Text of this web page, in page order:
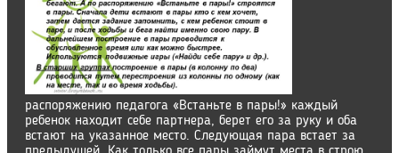
распоряжению педагога «Встаньте в пары!» каждый
ребенок находит себе партнера, берет его за руку и оба
встают на указанное место. Следующая пара встает за